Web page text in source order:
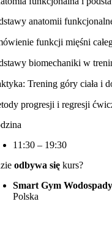
anatomii
funkcji mięśni
biomechaniki w
Trening góry ciała i
progresji i regresji
11:30 – 19:30
odbywa się kurs?
Smart Gym
Polska